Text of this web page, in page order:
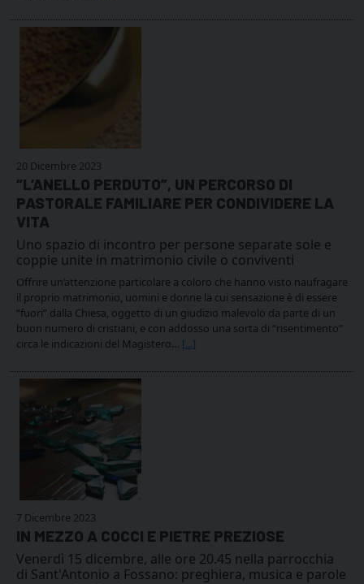
20 Dicembre 2023
“L’ANELLO PERDUTO”, UN PERCORSO DI
PASTORALE FAMILIARE PER CONDIVIDERE LA
VITA
Uno spazio di incontro per persone separate sole e
coppie unite in matrimonio civile o conviventi
Offrire un’attenzione particolare a coloro che hanno visto naufragare
il proprio matrimonio, uomini e donne la cui sensazione è di essere
“fuori” dalla Chiesa, oggetto di un giudizio malevolo da parte di un
buon numero di cristiani, e con addosso una sorta di “risentimento”
circa le indicazioni del Magistero… [...]
7 Dicembre 2023
IN MEZZO A COCCI E PIETRE PREZIOSE
Venerdì 15 dicembre, alle ore 20.45 nella parrocchia
di Sant'Antonio a Fossano: preghiera, musica e parole